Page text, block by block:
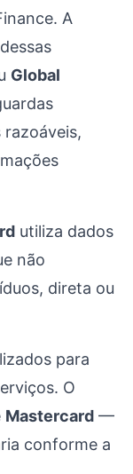
A
Global
utiliza dados
não
direta ou
para
O
Mastercard —
conforme a